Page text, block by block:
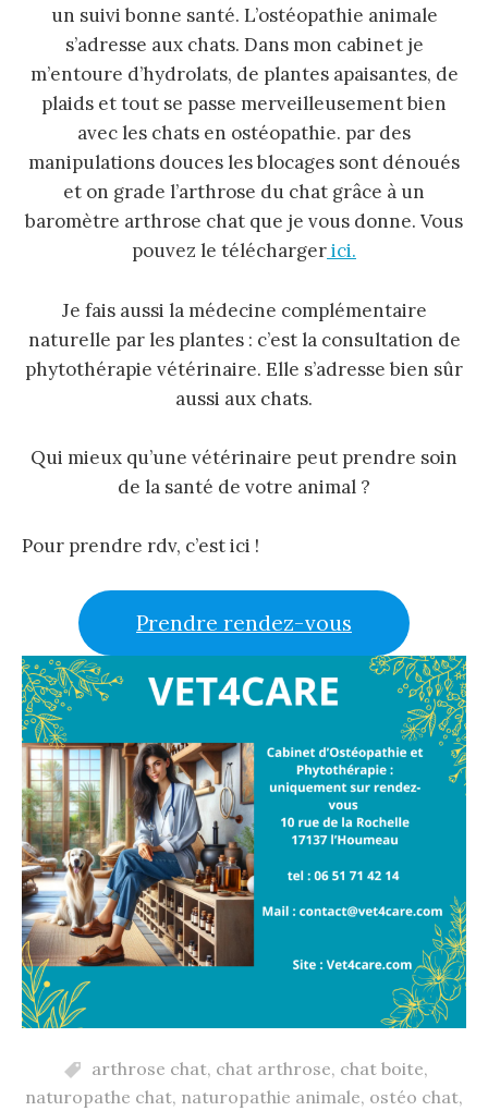
un suivi bonne santé. L’ostéopathie animale
s’adresse aux chats. Dans mon cabinet je
m’entoure d’hydrolats, de plantes apaisantes, de
plaids et tout se passe merveilleusement bien
avec les chats en ostéopathie. par des
manipulations douces les blocages sont dénoués
et on grade l’arthrose du chat grâce à un
baromètre arthrose chat que je vous donne. Vous
pouvez le téléchargerici.
Je fais aussi la médecine complémentaire
naturelle par les plantes : c’est la consultation de
phytothérapie vétérinaire. Elle s’adresse bien sûr
aussi aux chats.
Qui mieux qu’une vétérinaire peut prendre soin
de la santé de votre animal ?
Pour prendre rdv, c’est ici !
Prendre rendez-vous
arthrose chat, chat arthrose, chat boite,
naturopathe chat, naturopathie animale, ostéo chat,